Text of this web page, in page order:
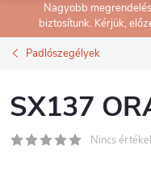
Nagyobb
biztosítunk. Kérjük,
Padlószegélyek
SX137
Nincs